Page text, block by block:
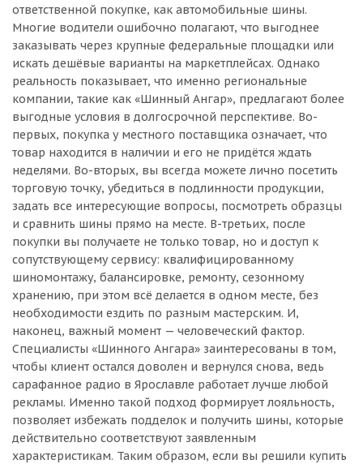
ответственной покупке, как автомобильные шины.
Многие водители ошибочно полагают, что выгоднее
заказывать через крупные федеральные площадки или
искать дешёвые варианты на маркетплейсах. Однако
реальность показывает, что именно региональные
компании, такие как «Шинный Ангар», предлагают более
выгодные условия в долгосрочной перспективе. Во-
первых, покупка у местного поставщика означает, что
товар находится в наличии и его не придётся ждать
неделями. Во-вторых, вы всегда можете лично посетить
торговую точку, убедиться в подлинности продукции,
задать все интересующие вопросы, посмотреть образцы
и сравнить шины прямо на месте. В-третьих, после
покупки вы получаете не только товар, но и доступ к
сопутствующему сервису: квалифицированному
шиномонтажу, балансировке, ремонту, сезонному
хранению, при этом всё делается в одном месте, без
необходимости ездить по разным мастерским. И,
наконец, важный момент — человеческий фактор.
Специалисты «Шинного Ангара» заинтересованы в том,
чтобы клиент остался доволен и вернулся снова, ведь
сарафанное радио в Ярославле работает лучше любой
рекламы. Именно такой подход формирует лояльность,
позволяет избежать подделок и получить шины, которые
действительно соответствуют заявленным
характеристикам. Таким образом, если вы решили купить